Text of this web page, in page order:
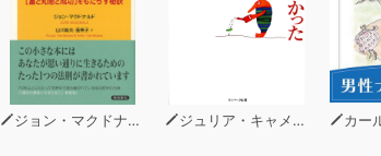
仏様に認められて生きる
お彼岸――布施を行ずる――
縁起の世界――勿体ない――
鰯の頭も信心から
慚愧なき者は名づけて畜生となす
ジョン・マクドナルド ジュリア・キャメロン カール=